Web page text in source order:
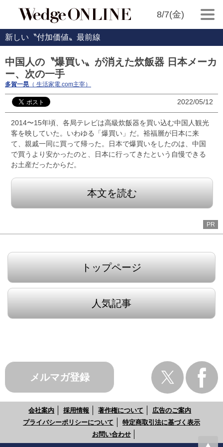
8/7(金)
新しい〝付加価値〟最前線
中国人の〝爆買い〟が消えた炊飯器 日本メーカ
ー、次の一手
多賀一晃 （ 生活家電.com主宰）
2022/05/12
2014〜15年頃、各局テレビは高級炊飯器を買い込む中国人観光
客を映していた。いわゆる「爆買い」だ。裕福層が日本に来
て、親戚一同に買って帰った。日本で爆買いをしたのは、中国
で買うより安かったのと、日本に行ってきたという自慢できる
お土産だったからだ。
本文を読む
PR
トップページ
人気記事
メルマガ登録
会社案内 採用情報 著作権について
広告のご案内
プライバシーポリシーについて
特定商取引法に基づく表示
お問い合わせ